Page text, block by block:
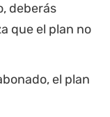
deberás
que el plan no
el plan